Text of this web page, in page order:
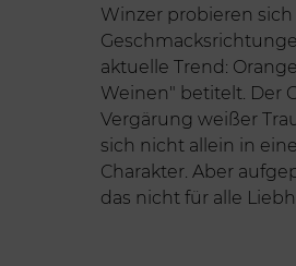
Winzer probieren
aktuelle Trend:
Weinen" betitelt. Der
Vergärung weißer
sich nicht allein in
Charakter. Aber
das nicht für alle